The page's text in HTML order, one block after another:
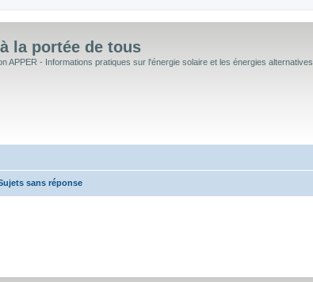
la portée de tous
APPER - Informations pratiques sur l'énergie solaire et les énergies alternatives.
sans réponse